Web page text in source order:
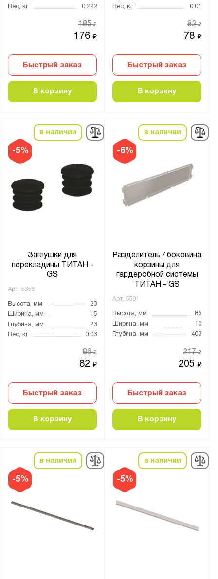
Вес, кг
0.222
176₽
185₽
Быстрый заказ
В корзину
Вес, кг
0.01
78₽
82₽
Быстрый заказ
В корзину
-5%
в наличии
Заглушки для
перекладины ТИТАН -
GS
Арт. 5356
Высота, мм
23
Ширина, мм
15
Глубина, мм
23
Вес, кг
0.03
82₽
86₽
Быстрый заказ
В корзину
-6%
в наличии
Разделитель / боковина
корзины для
гардеробной системы
ТИТАН - GS
Арт. 5591
Высота, мм
85
Ширина, мм
10
Глубина, мм
403
205₽
217₽
Быстрый заказ
В корзину
-5%
в наличии
-5%
в наличии
Цвет:
Серебристый
черный
Страна производства:
Производитель:
ПАКС-Металл
Бренд:
Титан GS
Серия:
Показать Сбросить